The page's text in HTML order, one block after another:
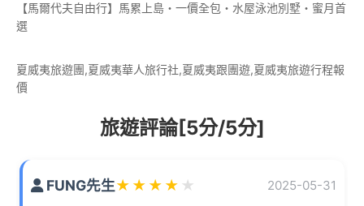
【馬爾代夫自由行】馬累上島・一價全包・水屋泳池別墅・蜜月首
選
夏威夷旅遊團,夏威夷華人旅行社,夏威夷跟團遊,夏威夷旅遊行程報
價
旅遊評論[5分/5分]
FUNG先生★ ★ ★ ★ ★ 2025-05-31